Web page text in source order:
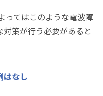
ってはこのような電波障
策が行う必要があると
はなし